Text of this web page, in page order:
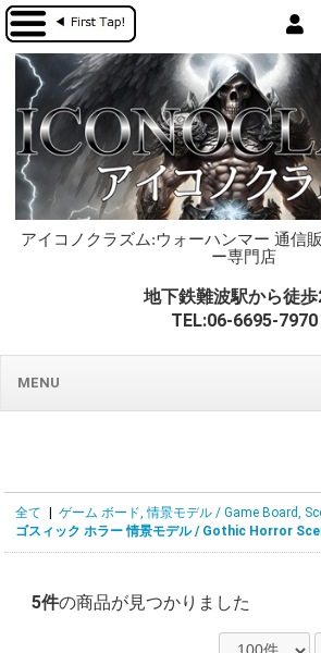
アイコノクラズム:ウォーハンマー 通信
ー専門店
地下鉄難波駅から徒
TEL:06-6695-7970
MENU
全て ゲーム ボード, 情景モデル / Game Board,
ゴスィック ホラー 情景モデル / Gothic Horror
5件の商品が見つかりました